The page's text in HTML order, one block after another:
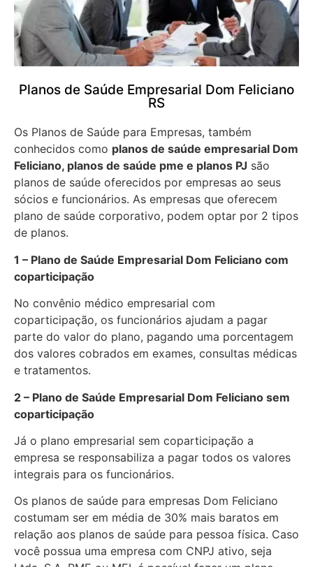
Planos de Saúde Empresarial Dom Feliciano
RS
Os Planos de Saúde para Empresas, também
conhecidos como planos de saúde empresarial Dom
Feliciano, planos de saúde pme e planos PJ são
planos de saúde oferecidos por empresas ao seus
sócios e funcionários. As empresas que oferecem
plano de saúde corporativo, podem optar por 2 tipos
de planos.
1 – Plano de Saúde Empresarial Dom Feliciano com
coparticipação
No convênio médico empresarial com
coparticipação, os funcionários ajudam a pagar
parte do valor do plano, pagando uma porcentagem
dos valores cobrados em exames, consultas médicas
e tratamentos.
2 – Plano de Saúde Empresarial Dom Feliciano sem
coparticipação
Já o plano empresarial sem coparticipação a
empresa se responsabiliza a pagar todos os valores
integrais para os funcionários.
Os planos de saúde para empresas Dom Feliciano
costumam ser em média de 30% mais baratos em
relação aos planos de saúde para pessoa física. Caso
você possua uma empresa com CNPJ ativo, seja